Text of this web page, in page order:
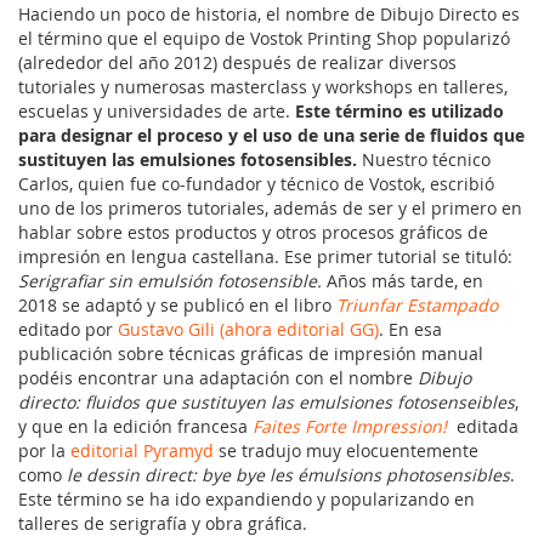
Haciendo un poco de historia, el nombre de Dibujo Directo es
el término que el equipo de Vostok Printing Shop popularizó
(alrededor del año 2012) después de realizar diversos
tutoriales y numerosas masterclass y workshops en talleres,
escuelas y universidades de arte. Este término es utilizado
para designar el proceso y el uso de una serie de fluidos que
sustituyen las emulsiones fotosensibles. Nuestro técnico
Carlos, quien fue co-fundador y técnico de Vostok, escribió
uno de los primeros tutoriales, además de ser y el primero en
hablar sobre estos productos y otros procesos gráficos de
impresión en lengua castellana. Ese primer tutorial se tituló:
Serigrafiar sin emulsión fotosensible. Años más tarde, en
2018 se adaptó y se publicó en el libro Triunfar Estampado
editado por Gustavo Gili (ahora editorial GG). En esa
publicación sobre técnicas gráficas de impresión manual
podéis encontrar una adaptación con el nombre Dibujo
directo: fluidos que sustituyen las emulsiones fotosenseibles,
y que en la edición francesa Faites Forte Impression!editada
por la editorial Pyramyd se tradujo muy elocuentemente
como le dessin direct: bye bye les émulsions photosensibles.
Este término se ha ido expandiendo y popularizando en
talleres de serigrafía y obra gráfica.